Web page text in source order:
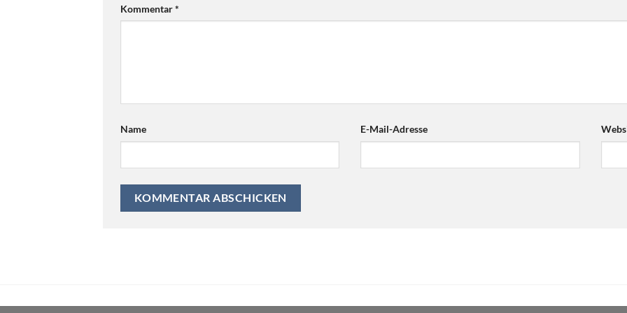
Kommentar*
Name E-Mail-Adresse